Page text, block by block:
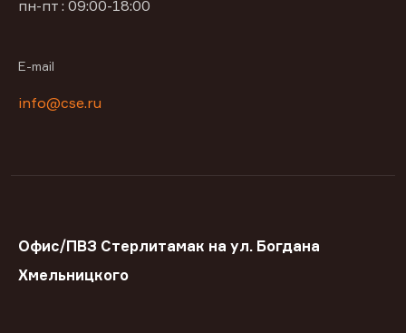
пн-пт : 09:00-18:00
E-mail
info@cse.ru
Офис/ПВЗ Стерлитамак на ул. Богдана
Хмельницкого